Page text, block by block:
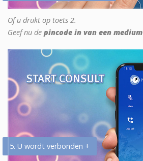
Of u drukt op toets 2.
Geef nu de pincode in van een medium
5. U wordt verbonden +